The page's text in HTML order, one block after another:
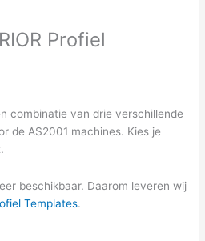
Profiel
combinatie van drie verschillende
de AS2001 machines. Kies je
beschikbaar. Daarom leveren wij
Templates.